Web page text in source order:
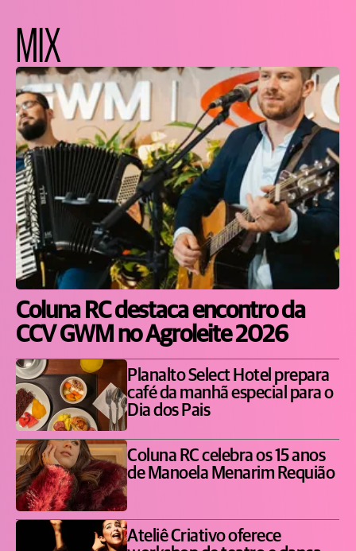
MIX
Coluna RC destaca encontro da
CCV GWM no Agroleite 2026
Planalto Select Hotel prepara
café da manhã especial para o
Dia dos Pais
Coluna RC celebra os 15 anos
de Manoela Menarim Requião
Ateliê Criativo oferece